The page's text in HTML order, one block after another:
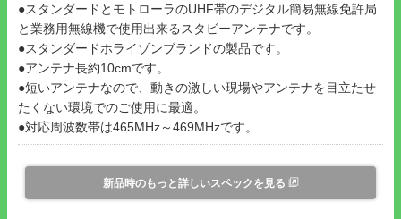
●スタンダードとモトローラのUHF帯のデジタル簡易無線免許局
と業務用無線機で使用出来るスタビーアンテナです。
●スタンダードホライゾンブランドの製品です。
●アンテナ長約10cmです。
●短いアンテナなので、動きの激しい現場やアンテナを目立たせ
たくない環境でのご使用に最適。
●対応周波数帯は465MHz～469MHzです。
新品時のもっと詳しいスペックを見る